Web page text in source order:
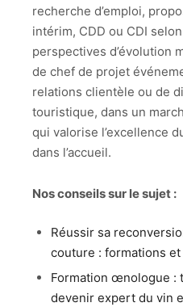
recherche d’emploi,
intérim, CDD ou CDI
perspectives d’évolution
de chef de projet
relations clientèle ou de
touristique, dans un
qui valorise l’excellence
dans l’accueil.
Nos conseils sur le sujet :
Réussir sa
couture : formations
Formation œnologue :
devenir expert du vin